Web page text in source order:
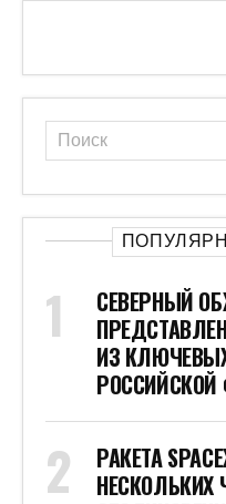
СЕВЕРНЫЙ
ИЗ
РАКЕТА
НЕСКОЛЬКИХ